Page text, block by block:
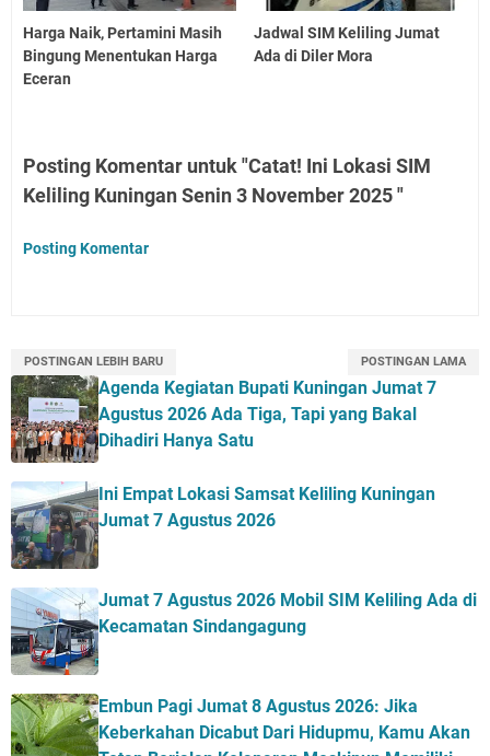
Harga Naik, Pertamini Masih
Bingung Menentukan Harga
Eceran
Jadwal SIM Keliling Jumat
Ada di Diler Mora
Posting Komentar untuk "Catat! Ini Lokasi SIM
Keliling Kuningan Senin 3 November 2025 "
Posting Komentar
POSTINGAN LEBIH BARU POSTINGAN LAMA
Agenda Kegiatan Bupati Kuningan Jumat 7
Agustus 2026 Ada Tiga, Tapi yang Bakal
Dihadiri Hanya Satu
Ini Empat Lokasi Samsat Keliling Kuningan
Jumat 7 Agustus 2026
Jumat 7 Agustus 2026 Mobil SIM Keliling Ada di
Kecamatan Sindangagung
Embun Pagi Jumat 8 Agustus 2026: Jika
Keberkahan Dicabut Dari Hidupmu, Kamu Akan